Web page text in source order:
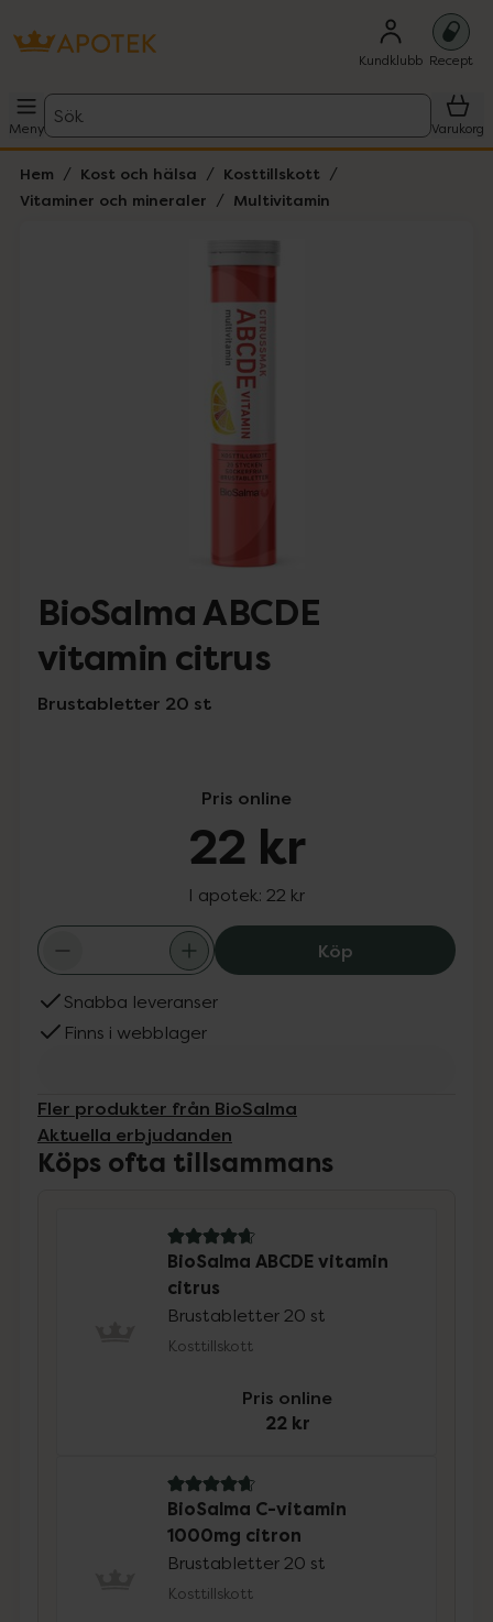
Kundklubb Recept
Meny
Sök
Varukorg
Hem Kost och hälsa
Kosttillskott
Vitaminer och mineraler
Multivitamin
Lista: . Innehåller 1 objekt.
BioSalma ABCDE
vitamin citrus
Brustabletter 20 st
Pris online
22 kr
I apotek: 22 kr
KöpBioSalma
Snabba leveranser
Finns i webblager
Fler produkter från BioSalma
Aktuella erbjudanden
Köps ofta tillsammans
4.8 av 5 i omdöme
BioSalma ABCDE vitamin
citrus
Brustabletter 20 st
Kosttillskott
Pris online
22 kr
4.7 av 5 i omdöme
BioSalma C-vitamin
1000mg citron
Brustabletter 20 st
Kosttillskott